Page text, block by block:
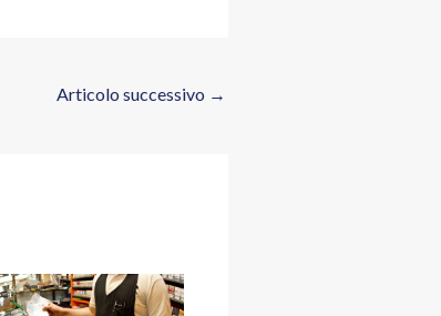
Articolo successivo →